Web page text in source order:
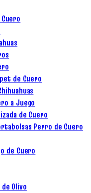
de Cuero
a Juego
de Cuero
Perro de Cuero
de Cuero
Olivo